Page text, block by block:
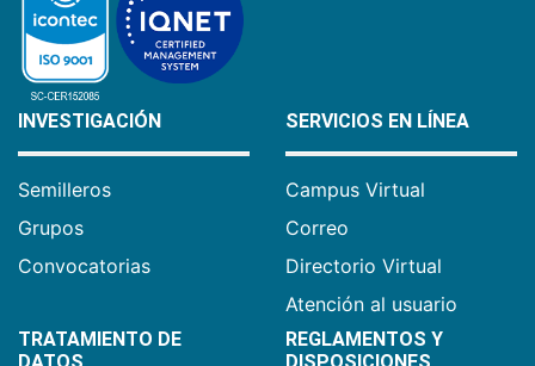
INVESTIGACIÓN
Semilleros
Grupos
Convocatorias
SERVICIOS EN LÍNEA
Campus Virtual
Correo
Directorio Virtual
Atención al usuario
TRATAMIENTO DE
REGLAMENTOS Y